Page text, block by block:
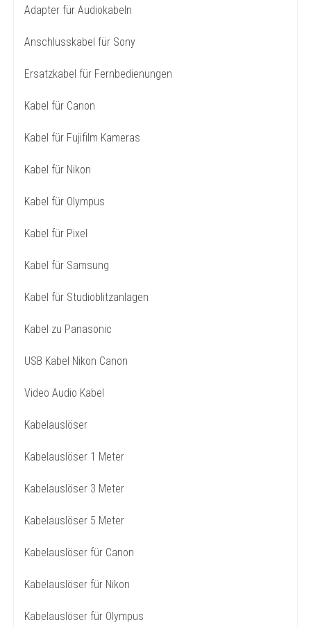
Adapter für Audiokabeln
Anschlusskabel für Sony
Ersatzkabel für Fernbedienungen
Kabel für Canon
Kabel für Fujifilm Kameras
Kabel für Nikon
Kabel für Olympus
Kabel für Pixel
Kabel für Samsung
Kabel für Studioblitzanlagen
Kabel zu Panasonic
USB Kabel Nikon Canon
Video Audio Kabel
Kabelauslöser
Kabelauslöser 1 Meter
Kabelauslöser 3 Meter
Kabelauslöser 5 Meter
Kabelauslöser für Canon
Kabelauslöser für Nikon
Kabelauslöser für Olympus